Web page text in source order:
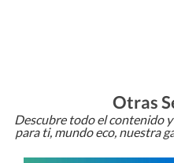
Otras
Descubre todo el contenido
para ti, mundo eco, nuestra